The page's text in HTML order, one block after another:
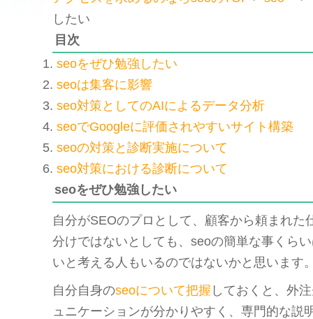
したい
目次
seoをぜひ勉強したい
seoは集客に影響
seo対策としてのAIによるデータ分析
seoでGoogleに評価されやすいサイト構築
seoの対策と診断実施について
seo対策における診断について
seoをぜひ勉強したい
自分がSEOのプロとして、顧客から頼まれた
分けではないとしても、seoの簡単な事くら
いと考える人もいるのではないかと思います
自分自身のseoについて把握 しておくと、外
ュニケーションが分かりやすく、専門的な説